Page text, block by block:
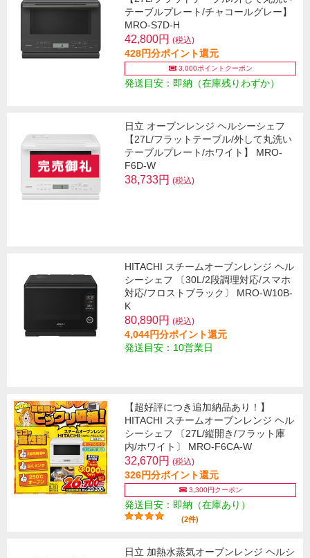
テーブルプレート/チャコールグレー】
MRO-S7D-H
42,800円 (税込)
428円分ポイント還元
3,000ポイントクーポン
発送目安：即納（在庫残りわずか）
日立 オーブンレンジ ヘルシーシェフ
【27L/フラットテーブル/外して丸洗い
テーブルプレート/ホワイト】 MRO-
F6D-W
38,733円 (税込)
HITACHI スチームオーブンレンジ ヘル
シーシェフ 〔30L/2段調理対応/スマホ
対応/フロストブラック〕 MRO-W10B-
K
80,890円 (税込)
4,044円分ポイント還元
発送目安：10営業日
【超好評につき追加納品あり！】
HITACHI スチームオーブンレンジ ヘル
シーシェフ 〔27L/縦開き/フラット庫
内/ホワイト〕 MRO-F6CA-W
32,670円 (税込)
326円分ポイント還元
3,300円クーポン
発送目安：即納（在庫あり）
(2件)
日立 加熱水蒸気オーブンレンジ ヘルシ